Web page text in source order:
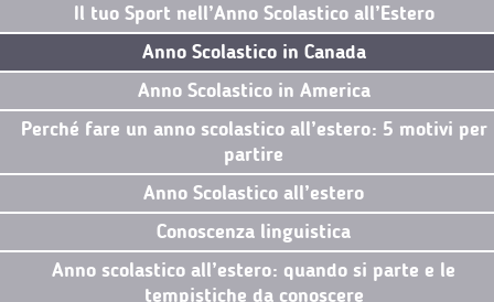
Il tuo Sport nell’Anno Scolastico all’Estero
Anno Scolastico in Canada
Anno Scolastico in America
Perché fare un anno scolastico all’estero: 5 motivi per
partire
Anno Scolastico all’estero
Conoscenza linguistica
Anno scolastico all’estero: quando si parte e le
tempistiche da conoscere